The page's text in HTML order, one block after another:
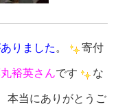
りました 。 寄付
裕英さんです な
本当にありがとうご